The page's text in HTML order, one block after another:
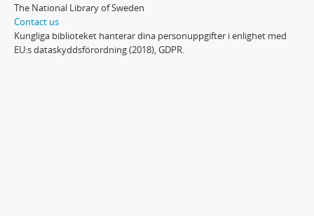
The National Library of Sweden
Contact us
Kungliga biblioteket hanterar dina personuppgifter i enlighet med
EU:s dataskyddsförordning (2018), GDPR.